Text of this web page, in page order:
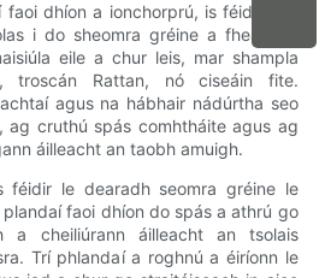
dhíon a ionchorprú, is féidir leat
i do sheomra gréine a fheabhsú
eile a chur leis, mar shampla
troscán Rattan, nó ciseáin fite.
agus na hábhair nádúrtha seo
ag cruthú spás comhtháite agus ag
áilleacht an taobh amuigh.
féidir le dearadh seomra gréine le
faoi dhíon do spás a athrú go
a cheiliúrann áilleacht an tsolais
Trí phlandaí a roghnú a éiríonn le